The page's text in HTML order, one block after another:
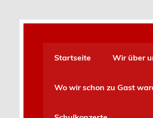
content
Startseite Wir über
Wo wir schon zu Gast